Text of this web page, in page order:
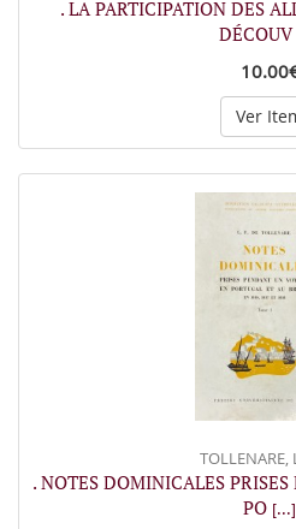
. LA PARTICIPATION DES
DÉCOUV
Ver
TOLLENARE,
. NOTES DOMINICALES
PO [...]